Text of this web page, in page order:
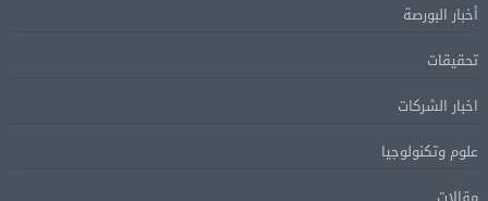
أخبار البورصة
تحقيقات
اخبار الشركات
علوم وتكنولوجيا